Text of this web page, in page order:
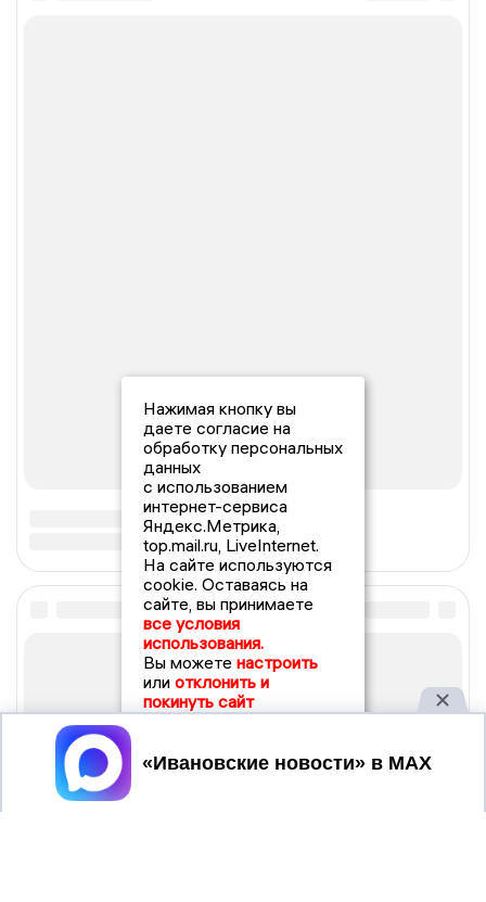
Нажимая кнопку вы
даете согласие на
обработку персональных
данных
с использованием
интернет-сервиса
Яндекс.Метрика,
top.mail.ru, LiveInternet.
На сайте используются
cookie. Оставаясь на
сайте, вы принимаете
все условия
использования.
Вы можете настроить
или отклонить и
покинуть сайт
Принять